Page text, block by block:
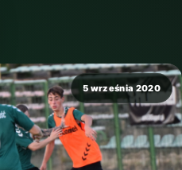
5 września 2020